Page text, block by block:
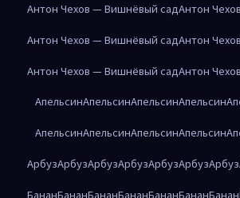
Антон Чехов — Вишнёвый садАнтон
Антон Чехов — Вишнёвый садАнтон
Антон Чехов — Вишнёвый садАнтон
АпельсинАпельсинАпельсинАпельсин
АпельсинАпельсинАпельсинАпельсин
АрбузАрбузАрбузАрбузАрбузАрбузАрбуз
БананБананБананБананБананБананБанан